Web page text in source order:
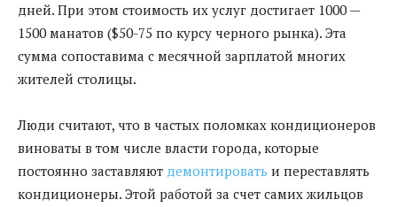
дней. При этом стоимость их услуг достигает 1000 —
1500 манатов ($50-75 по курсу черного рынка). Эта
сумма сопоставима с месячной зарплатой многих
жителей столицы.
Люди считают, что в частых поломках кондиционеров
виноваты в том числе власти города, которые
постоянно заставляют демонтировать и переставлять
кондиционеры. Этой работой за счет самих жильцов